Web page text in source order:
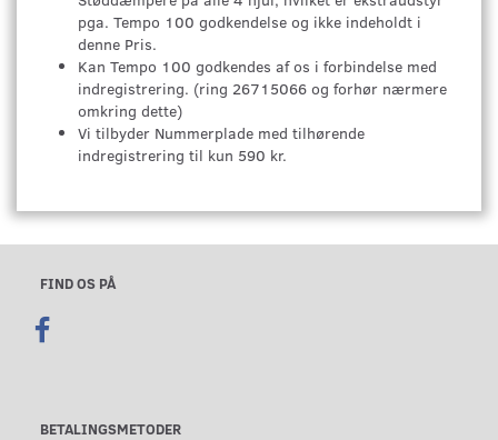
pga. Tempo 100 godkendelse og ikke indeholdt i
denne Pris.
Kan Tempo 100 godkendes af os i forbindelse med
indregistrering. (ring 26715066 og forhør nærmere
omkring dette)
Vi tilbyder Nummerplade med tilhørende
indregistrering til kun 590 kr.
FIND OS PÅ
BETALINGSMETODER